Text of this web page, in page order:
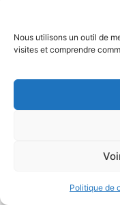
Nous utilisons un outil de
visites et comprendre
Politique de
Contacter le
l’EEIGM Nancy